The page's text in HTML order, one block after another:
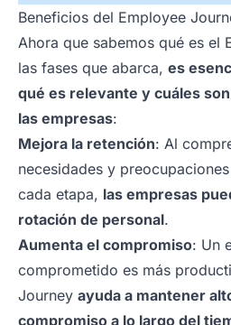
Beneficios del Employee
Ahora que sabemos qué es el
las fases que abarca, es
qué es relevante y cuáles
las empresas:
Mejora la retención: Al
necesidades y
cada etapa, las empresas
rotación de personal.
Aumenta el compromiso: Un
comprometido es más
Journey ayuda a mantener
compromiso a lo largo del